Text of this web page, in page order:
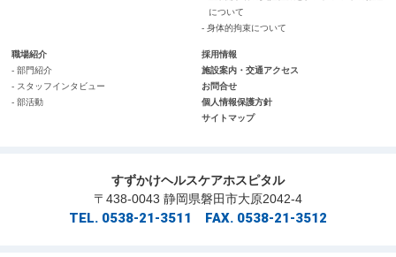
について
- 身体的拘束について
職場紹介
- 部門紹介
- スタッフインタビュー
- 部活動
採用情報
施設案内・交通アクセス
お問合せ
個人情報保護方針
サイトマップ
すずかけヘルスケアホスピタル
〒438-0043 静岡県磐田市大原2042-4
TEL. 0538-21-3511 FAX. 0538-21-3512